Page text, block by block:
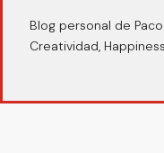
Blog personal de
Creatividad,